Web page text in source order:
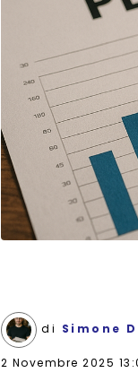
di Simone
2 Novembre 2025